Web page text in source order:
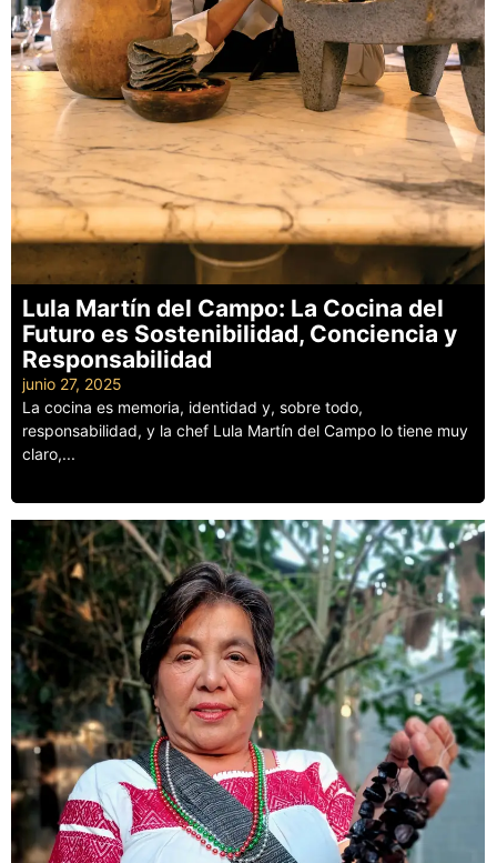
Lula Martín del Campo: La Cocina del
Futuro es Sostenibilidad, Conciencia y
Responsabilidad
junio 27, 2025
La cocina es memoria, identidad y, sobre todo,
responsabilidad, y la chef Lula Martín del Campo lo tiene muy
claro,...